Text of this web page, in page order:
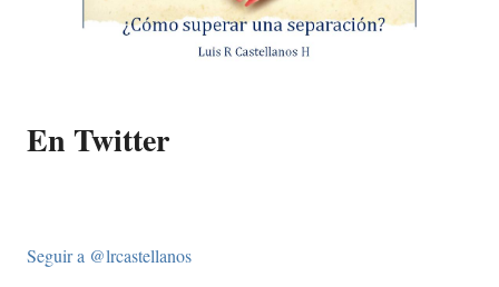
En Twitter
Seguir a @lrcastellanos